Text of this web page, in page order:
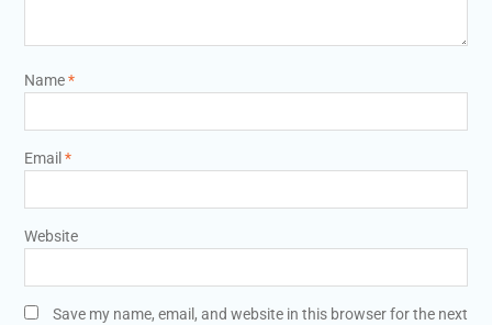
Name*
Email *
Website
Save my name, email, and website in this browser for the next